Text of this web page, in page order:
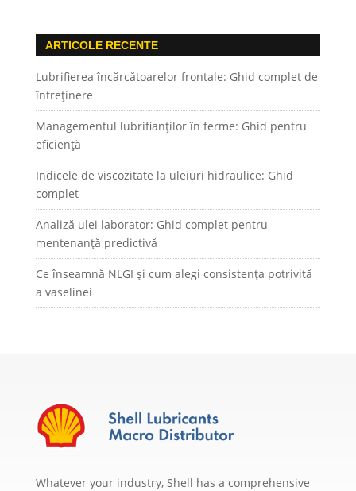
ARTICOLE RECENTE
Lubrifierea încărcătoarelor frontale: Ghid complet de
întreținere
Managementul lubrifianților în ferme: Ghid pentru
eficiență
Indicele de viscozitate la uleiuri hidraulice: Ghid
complet
Analiză ulei laborator: Ghid complet pentru
mentenanță predictivă
Ce înseamnă NLGI și cum alegi consistența potrivită
a vaselinei
Whatever your industry, Shell has a comprehensive